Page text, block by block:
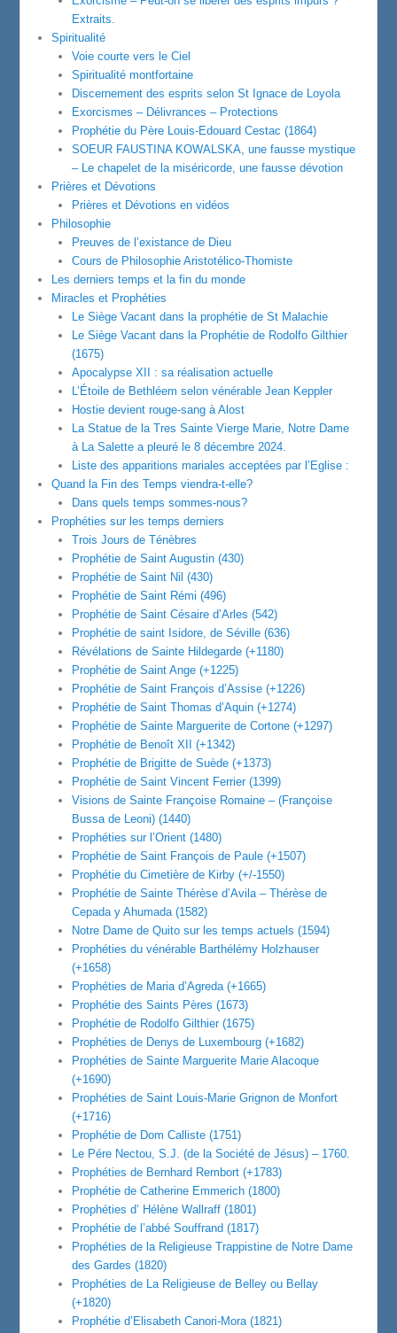
Extraits.
Spiritualité
Voie courte vers le Ciel
Spiritualité montfortaine
Discernement des esprits selon St Ignace de Loyola
Exorcismes – Délivrances – Protections
Prophétie du Père Louis-Edouard Cestac (1864)
SOEUR FAUSTINA KOWALSKA, une fausse mystique
– Le chapelet de la miséricorde, une fausse dévotion
Prières et Dévotions
Prières et Dévotions en vidéos
Philosophie
Preuves de l’existance de Dieu
Cours de Philosophie Aristotélico-Thomiste
Les derniers temps et la fin du monde
Miracles et Prophéties
Le Siège Vacant dans la prophétie de St Malachie
Le Siège Vacant dans la Prophétie de Rodolfo Gilthier
(1675)
Apocalypse XII : sa réalisation actuelle
L’Étoile de Bethléem selon vénérable Jean Keppler
Hostie devient rouge-sang à Alost
La Statue de la Tres Sainte Vierge Marie, Notre Dame
à La Salette a pleuré le 8 décembre 2024.
Liste des apparitions mariales acceptées par l’Eglise :
Quand la Fin des Temps viendra-t-elle?
Dans quels temps sommes-nous?
Prophéties sur les temps derniers
Trois Jours de Ténèbres
Prophétie de Saint Augustin (430)
Prophétie de Saint Nil (430)
Prophétie de Saint Rémi (496)
Prophétie de Saint Césaire d’Arles (542)
Prophétie de saint Isidore, de Séville (636)
Révélations de Sainte Hildegarde (+1180)
Prophétie de Saint Ange (+1225)
Prophétie de Saint François d’Assise (+1226)
Prophétie de Saint Thomas d’Aquin (+1274)
Prophétie de Sainte Marguerite de Cortone (+1297)
Prophétie de Benoît XII (+1342)
Prophétie de Brigitte de Suède (+1373)
Prophétie de Saint Vincent Ferrier (1399)
Visions de Sainte Françoise Romaine – (Françoise
Bussa de Leoni) (1440)
Prophéties sur l’Orient (1480)
Prophétie de Saint François de Paule (+1507)
Prophétie du Cimetière de Kirby (+/-1550)
Prophétie de Sainte Thérèse d’Avila – Thérèse de
Cepada y Ahumada (1582)
Notre Dame de Quito sur les temps actuels (1594)
Prophéties du vénérable Barthélémy Holzhauser
(+1658)
Prophéties de Maria d’Agreda (+1665)
Prophétie des Saints Pères (1673)
Prophétie de Rodolfo Gilthier (1675)
Prophéties de Denys de Luxembourg (+1682)
Prophéties de Sainte Marguerite Marie Alacoque
(+1690)
Prophéties de Saint Louis-Marie Grignon de Monfort
(+1716)
Prophétie de Dom Calliste (1751)
Le Pére Nectou, S.J. (de la Société de Jésus) – 1760.
Prophéties de Bernhard Rembort (+1783)
Prophétie de Catherine Emmerich (1800)
Prophéties d’ Hélène Wallraff (1801)
Prophétie de l’abbé Souffrand (1817)
Prophéties de la Religieuse Trappistine de Notre Dame
des Gardes (1820)
Prophéties de La Religieuse de Belley ou Bellay
(+1820)
Prophétie d’Elisabeth Canori-Mora (1821)